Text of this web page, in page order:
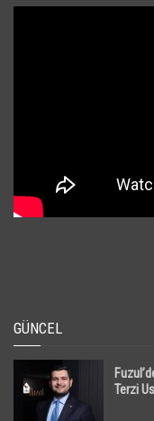
GÜNCEL
Terzi